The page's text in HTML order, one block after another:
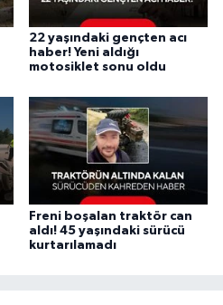
22 yaşındaki gençten acı
haber! Yeni aldığı
motosiklet sonu oldu
Freni boşalan traktör can
aldı! 45 yaşındaki sürücü
kurtarılamadı